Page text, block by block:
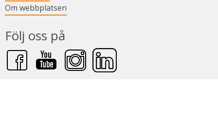
Om webbplatsen
Följ oss på